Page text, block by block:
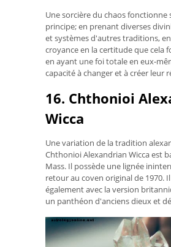
Une sorcière du chaos fonctionne
principe; en prenant diverses
et systèmes d'autres traditions,
croyance en la certitude que cela
en ayant une foi totale en eux-
capacité à changer et à créer leur
16. Chthonioi
Wicca
Une variation de la tradition
Chthonioi Alexandrian Wicca est
Mass. Il possède une lignée
retour au coven original de 1970.
également avec la version
un panthéon d'anciens dieux et